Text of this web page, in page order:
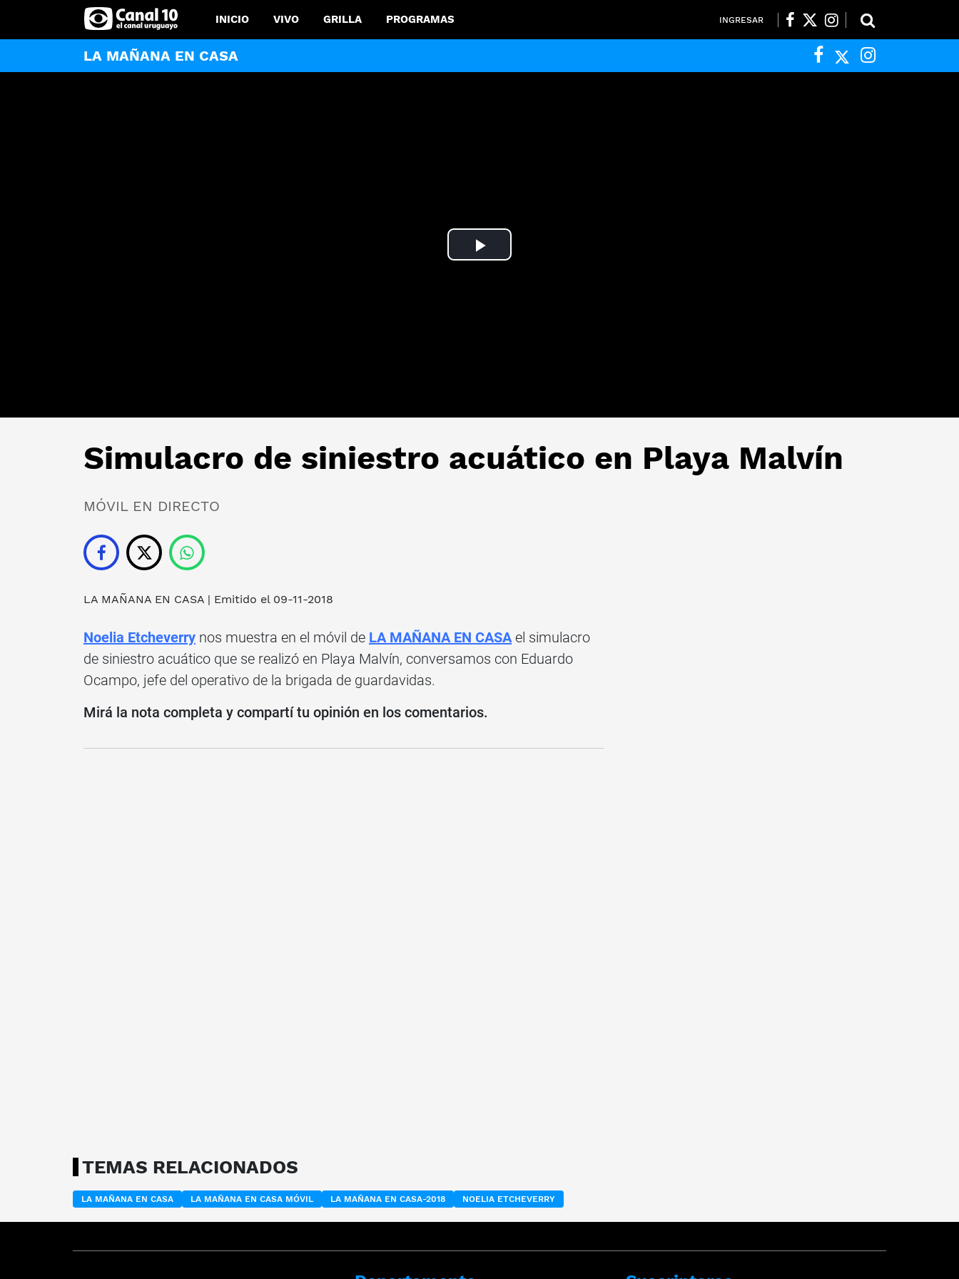
INICIO VIVO GRILLA PROGRAMAS INGRESAR
LA MAÑANA EN CASA
Play
Simulacro de siniestro acuático en Playa Malvín
MÓVIL EN DIRECTO
LA MAÑANA EN CASA | Emitido el 09-11-2018
Noelia Etcheverry nos muestra en el móvil de LA MAÑANA EN CASA el simulacro
de siniestro acuático que se realizó en Playa Malvín, conversamos con Eduardo
Ocampo, jefe del operativo de la brigada de guardavidas.
Mirá la nota completa y compartí tu opinión en los comentarios.
TEMAS RELACIONADOS
LA MAÑANA EN CASA LA MAÑANA EN CASA MÓVIL LA MAÑANA EN CASA-2018 NOELIA ETCHEVERRY